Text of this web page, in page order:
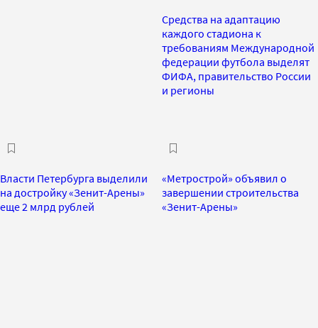
Средства на адаптацию
каждого стадиона к
требованиям Международной
федерации футбола выделят
ФИФА, правительство России
и регионы
Власти Петербурга выделили
на достройку «Зенит-Арены»
еще 2 млрд рублей
«Метрострой» объявил о
завершении строительства
«Зенит-Арены»‍